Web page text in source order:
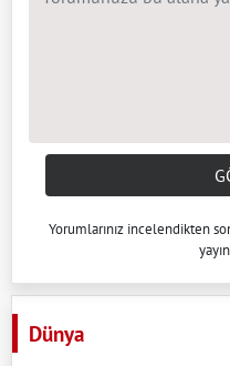
Yorumlarınız incelendikten
Dünya